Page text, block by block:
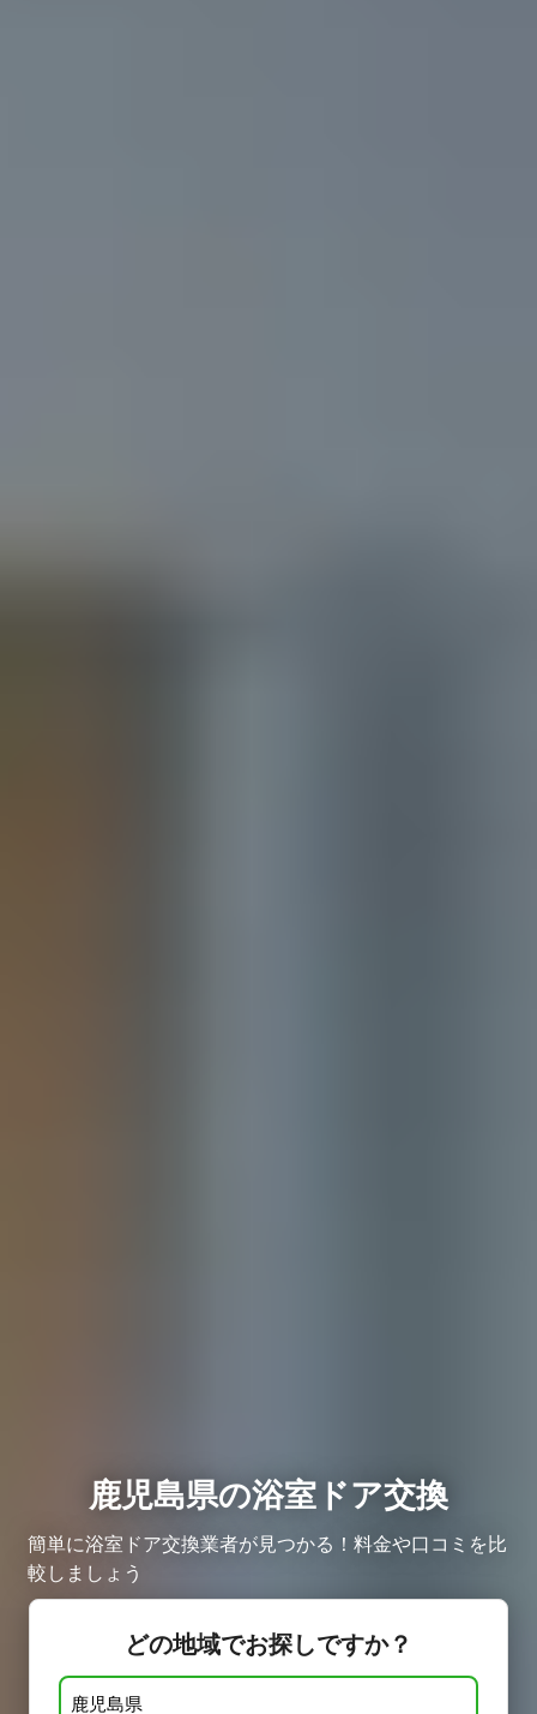
鹿児島県の浴室ドア交換
簡単に浴室ドア交換業者が見つかる！料金や口コミを比
較しましょう
どの地域でお探しですか？